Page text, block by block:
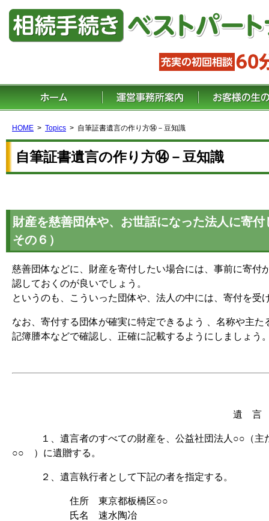
HOME Topics 自筆証書遺言の作り方⑭－豆知識
自筆証書遺言の作り方⑭－豆知識
財産を慈善団体や、お世話になった法人に寄
その６）
慈善団体などに、財産を寄付したい場合には、事前に寄付
認しておくのが良いでしょう。
というのも、こういった団体や、法人の中には、寄付を受
なお、寄付する団体が確実に特定できるよう 、名称や主
記簿謄本などで確認し、正確に記載するようにしましょう
遺 言
１、遺言者のすべての財産を、公益社団法人○○（主
○○ ）に遺贈する。
２、遺言執行者として下記の者を指定する。
住所 東京都板橋区○○
氏名 速水陶冶